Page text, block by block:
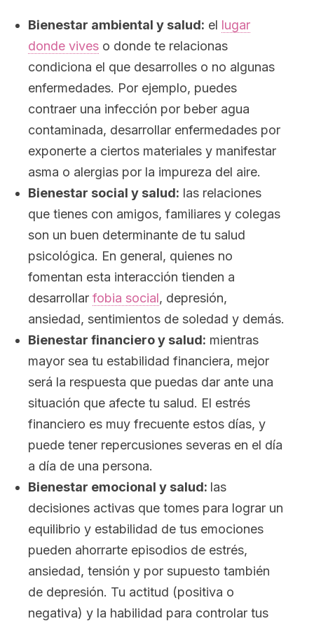
Bienestar ambiental y salud: el lugar
donde vives o donde te relacionas
condiciona el que desarrolles o no algunas
enfermedades. Por ejemplo, puedes
contraer una infección por beber agua
contaminada, desarrollar enfermedades por
exponerte a ciertos materiales y manifestar
asma o alergias por la impureza del aire.
Bienestar social y salud: las relaciones
que tienes con amigos, familiares y colegas
son un buen determinante de tu salud
psicológica. En general, quienes no
fomentan esta interacción tienden a
desarrollar fobia social, depresión,
ansiedad, sentimientos de soledad y demás.
Bienestar financiero y salud: mientras
mayor sea tu estabilidad financiera, mejor
será la respuesta que puedas dar ante una
situación que afecte tu salud. El estrés
financiero es muy frecuente estos días, y
puede tener repercusiones severas en el día
a día de una persona.
Bienestar emocional y salud: las
decisiones activas que tomes para lograr un
equilibrio y estabilidad de tus emociones
pueden ahorrarte episodios de estrés,
ansiedad, tensión y por supuesto también
de depresión. Tu actitud (positiva o
negativa) y la habilidad para controlar tus